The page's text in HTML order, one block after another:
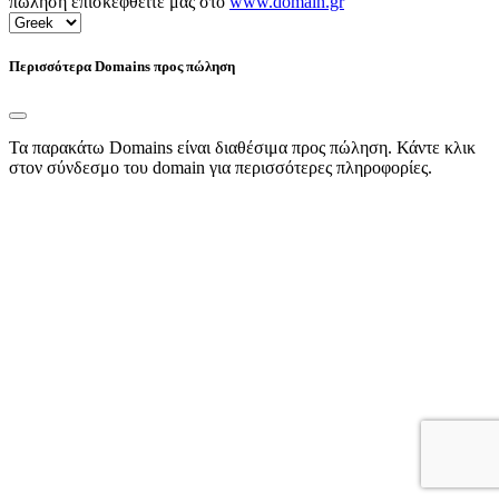
Περισσότερα Domains προς πώληση
Τα παρακάτω Domains είναι διαθέσιμα προς πώληση. Κάντε κλικ
στον σύνδεσμο του domain για περισσότερες πληροφορίες.